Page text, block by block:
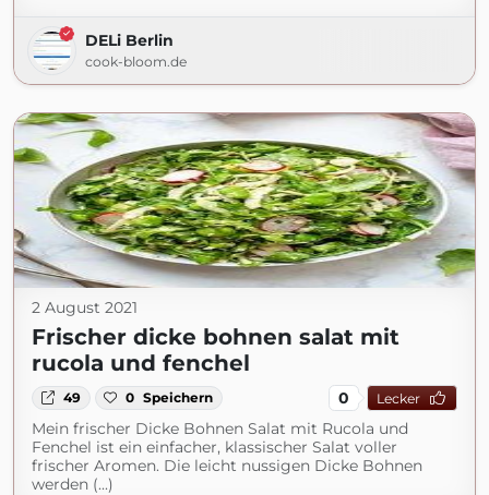
DELi Berlin
cook-bloom.de
2 August 2021
Frischer dicke bohnen salat mit
rucola und fenchel
49 0 Speichern 0 Lecker
Mein frischer Dicke Bohnen Salat mit Rucola und
Fenchel ist ein einfacher, klassischer Salat voller
frischer Aromen. Die leicht nussigen Dicke Bohnen
werden (...)